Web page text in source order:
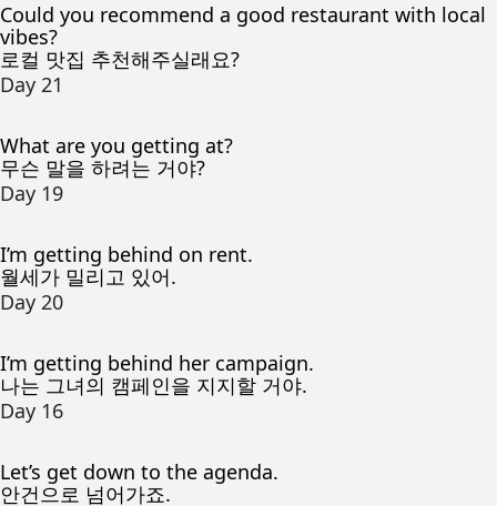
Could you recommend a good restaurant with local
vibes?
로컬 맛집 추천해주실래요?
Day 21
What are you getting at?
무슨 말을 하려는 거야?
Day 19
I’m getting behind on rent.
월세가 밀리고 있어.
Day 20
I’m getting behind her campaign.
나는 그녀의 캠페인을 지지할 거야.
Day 16
Let’s get down to the agenda.
안건으로 넘어가죠.